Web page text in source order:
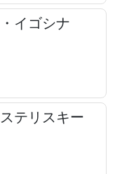
イゴシナ
テリスキー